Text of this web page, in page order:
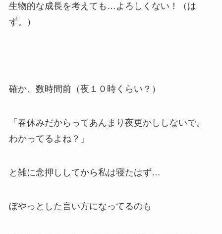
生物的な成長を考えても…よろしくない！（は
ず。）
確か、数時間前（夜１０時くらい？）
「春休みだからってあんまり夜更かししないで。
わかってるよね？」
と雑に念押ししてから私は寝たはず…
ぼやっとした言い方になってるのも